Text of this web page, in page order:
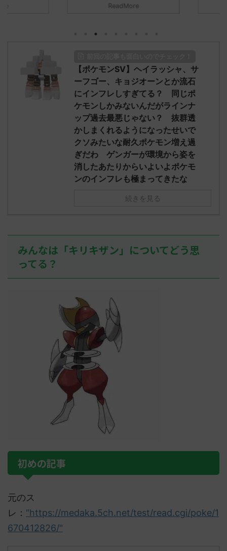
ただダグト
れたウミト
う思ってる？ 初めの記事 元のス
01:07:00.69ID:oUI00NrJ0 エクスレ
ッグヘルムかっこいいから助かる 名
無しさん0971 0971 名無しさん、君に
決めた！ (ﾜｯﾁｮｲW b524-NwUu)
2023/06/28(水 ...
ReadMore
2023/06/
え忘れたガ
たラウドボ
しさん0624
決めた！ (ﾜ
【ポケモンSV】ヘイラッシャ、サ
ーフゴー、キョジオーンとか流石
にインフレしすぎてる？ 同じポ
ケモンしかみないんだがラインナ
ップ過去最悪じゃない？ 抜群透
かしまくれるようになったせいで
クソみたいな耐久ポケモン増え過
ぎだわ ゲンガーが環境から姿を
消したあたりからいよいよポケモ
ンのインフレも極まってきたな
続きを見る
みんなは「キリキザン」についてどう思
ってる？
初めの記事
元のス
レ： "https://medaka.5ch.net/test/read.cgi/poke/1
670412826/"